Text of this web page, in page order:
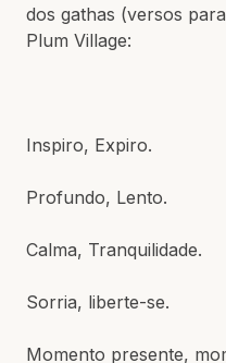
dos gathas (versos
Plum Village:
Inspiro, Expiro.
Profundo, Lento.
Calma, Tranquilidade.
Sorria, liberte-se.
Momento presente,